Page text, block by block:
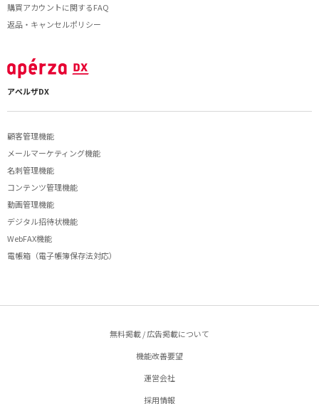
購買アカウントに関するFAQ
返品・キャンセルポリシー
アペルザDX
顧客管理機能
メールマーケティング機能
名刺管理機能
コンテンツ管理機能
動画管理機能
デジタル招待状機能
WebFAX機能
電帳箱（電子帳簿保存法対応）
無料掲載 / 広告掲載について
機能改善要望
運営会社
採用情報